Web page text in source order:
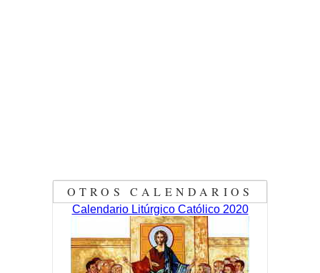
OTROS CALENDARIOS
Calendario Litúrgico Católico 2020